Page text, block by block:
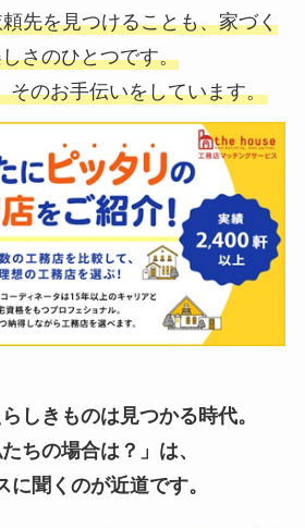
先を見つけることも、家づく
さのひとつです。
そのお手伝いをしています。
しきものは見つかる時代。
ちの場合は？」は、
に聞くのが近道です。